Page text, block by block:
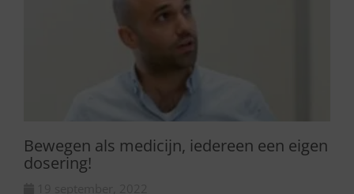
Bewegen als medicijn, iedereen een eigen
dosering!